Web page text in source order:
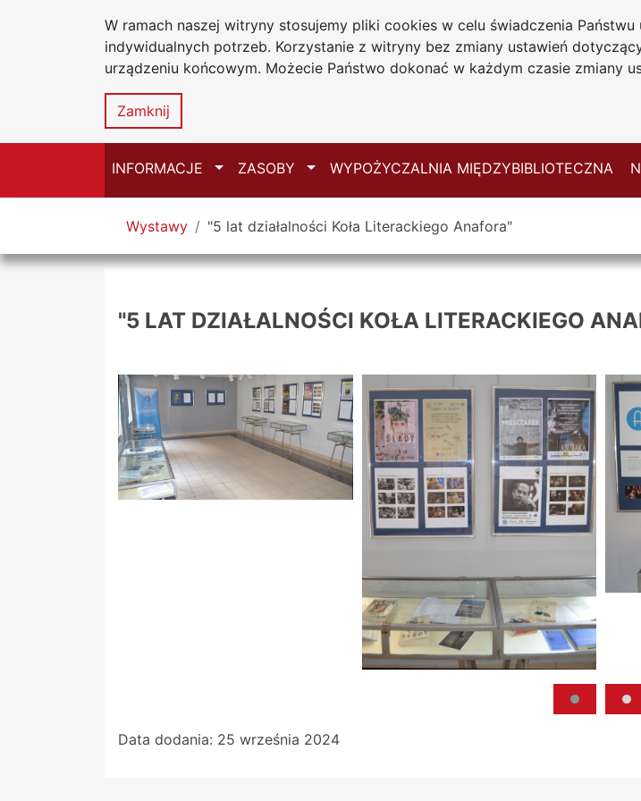
W ramach naszej witryny stosujemy pliki cookies w celu świadczenia
indywidualnych potrzeb. Korzystanie z witryny bez zmiany ustawień
urządzeniu końcowym. Możecie Państwo dokonać w każdym czasie zmiany
Zamknij
Przejdź do głównego menu
Przejdź do treści
Przejdź do wyszukiwarki
Przejdź do mapy serwisuBiblioteka Uniwersytecka
Uniwersytetu Jana Długosza
w Częstochowie
INFORMACJE Przełącz
ZASOBY Przełącz
WYPOŻYCZALNIA MIĘDZYBIBLIOTECZNA
Tutaj jesteś
Wystawy "5 lat działalności Koła Literackiego Anafora"
"5 LAT DZIAŁALNOŚCI KOŁA LITERACKIEGO
Data dodania: 25 września 2024